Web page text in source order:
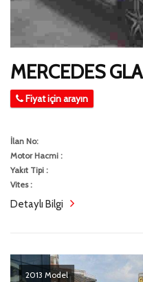
MERCEDES GLA
Fiyat için arayın
İlan No:
Motor Hacmi :
Yakıt Tipi :
Vites :
Detaylı Bilgi
2013 Model